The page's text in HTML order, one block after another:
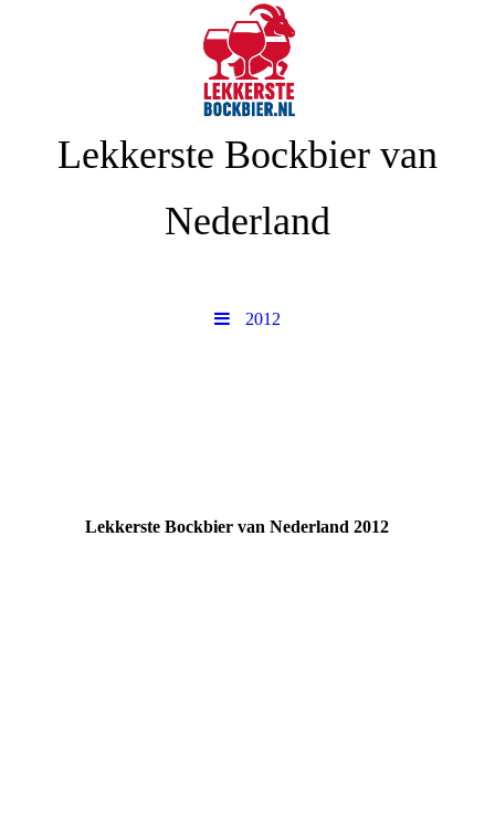
Lekkerste Bockbier van
Nederland
2012
Lekkerste Bockbier van Nederland 2012